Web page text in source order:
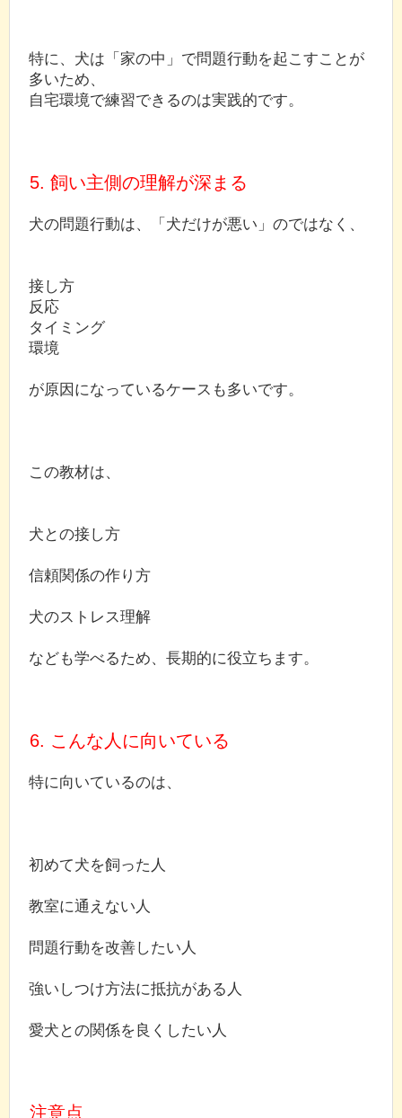
特に、犬は「家の中」で問題行動を起こすことが
多いため、
自宅環境で練習できるのは実践的です。
5. 飼い主側の理解が深まる
犬の問題行動は、「犬だけが悪い」のではなく、
接し方
反応
タイミング
環境
が原因になっているケースも多いです。
この教材は、
犬との接し方
信頼関係の作り方
犬のストレス理解
なども学べるため、長期的に役立ちます。
6. こんな人に向いている
特に向いているのは、
初めて犬を飼った人
教室に通えない人
問題行動を改善したい人
強いしつけ方法に抵抗がある人
愛犬との関係を良くしたい人
注意点